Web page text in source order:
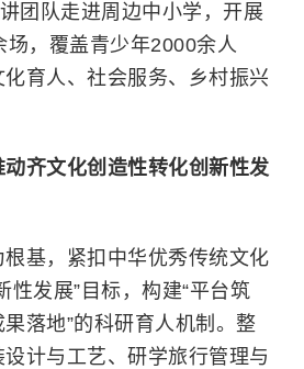
团队走进周边中小学，开展
场，覆盖青少年2000余人
育人、社会服务、乡村振兴
齐文化创造性转化创新性发
基，紧扣中华优秀传统文化
性发展”目标，构建“平台筑
落地”的科研育人机制。整
计与工艺、研学旅行管理与